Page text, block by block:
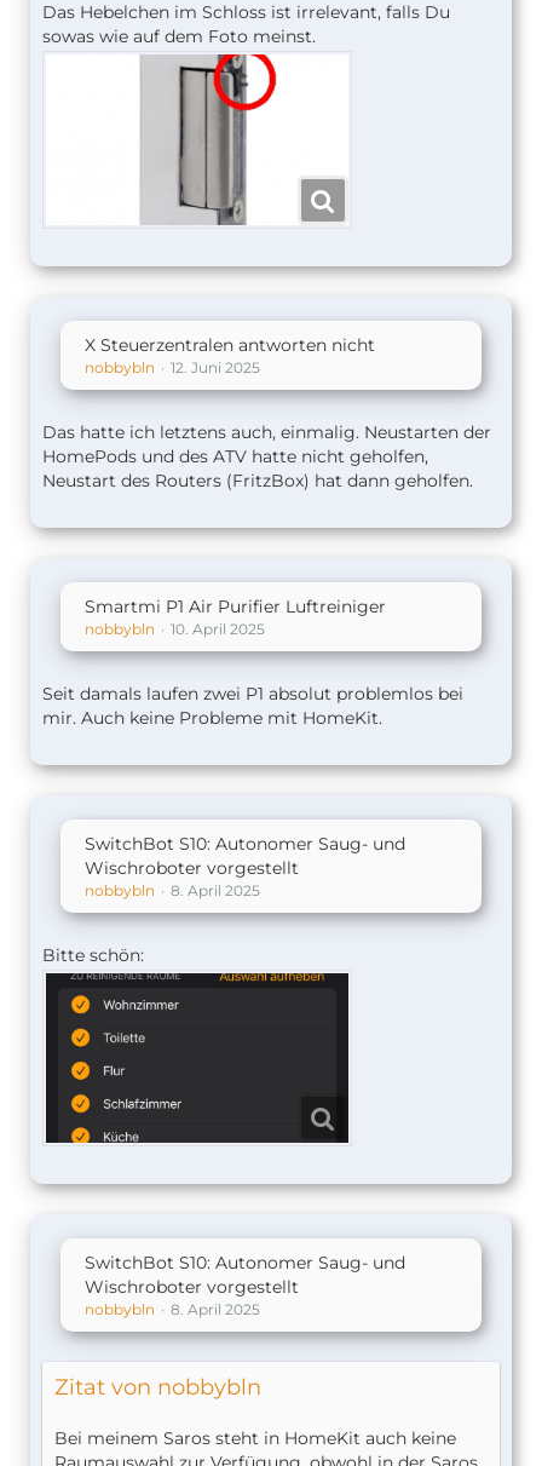
Das Hebelchen im Schloss ist irrelevant, falls Du
sowas wie auf dem Foto meinst.
X Steuerzentralen antworten nicht
nobbybln 12. Juni 2025
Das hatte ich letztens auch, einmalig. Neustarten der
HomePods und des ATV hatte nicht geholfen,
Neustart des Routers (FritzBox) hat dann geholfen.
Smartmi P1 Air Purifier Luftreiniger
nobbybln 10. April 2025
Seit damals laufen zwei P1 absolut problemlos bei
mir. Auch keine Probleme mit HomeKit.
SwitchBot S10: Autonomer Saug- und
Wischroboter vorgestellt
nobbybln 8. April 2025
Bitte schön:
SwitchBot S10: Autonomer Saug- und
Wischroboter vorgestellt
nobbybln 8. April 2025
Zitat von nobbybln
Bei meinem Saros steht in HomeKit auch keine